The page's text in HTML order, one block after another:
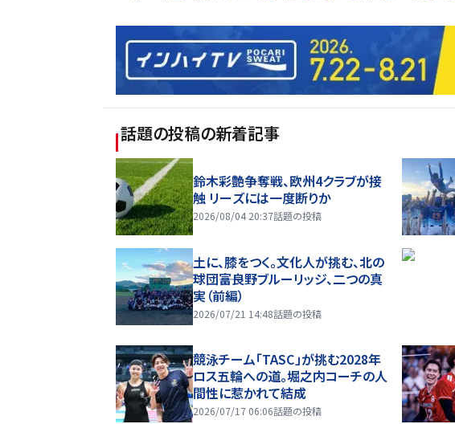
話題の投稿の新着記事
鈴木彩艶争奪戦、欧州4クラブが接
触 リーズには一度断りか
2026/08/04 20:37話題の投稿
土に、膝をつく。文化人が挑む、北の
球団――富良野ブルーリッジ、二つの真
実（前編）
2026/07/21 14:48話題の投稿
競泳チーム「TASC」が挑む2028年
ロス五輪への道。堀之内コーチの人
間性に惹かれて結成
2026/07/17 06:06話題の投稿